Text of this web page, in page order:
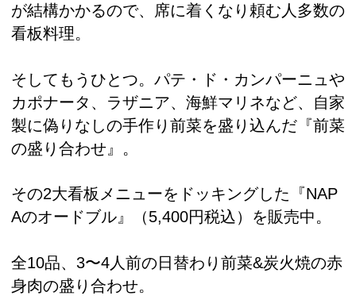
が結構かかるので、席に着くなり頼む人多数の
看板料理。
そしてもうひとつ。パテ・ド・カンパーニュや
カポナータ、ラザニア、海鮮マリネなど、自家
製に偽りなしの手作り前菜を盛り込んだ『前菜
の盛り合わせ』。
その2大看板メニューをドッキングした『NAP
Aのオードブル』（5,400円税込）を販売中。
全10品、3〜4人前の日替わり前菜&炭火焼の赤
身肉の盛り合わせ。